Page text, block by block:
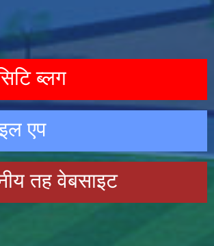
ब्लग
एप
तह वेबसाइट